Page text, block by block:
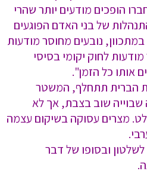
הופכים מודעים יותר שהרי
של בני האדם הפוגעים
נובעים מחוסר מודעות
לחוק יקומי בסיסי
אותו כל הזמן".
הברית תתחלף, המשטר
שבוייה שוב בצבת, אך לא
מצרים עסוקה בשיקום עצמה
ובסופו של דבר